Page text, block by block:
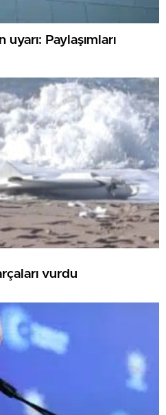
uyarı: Paylaşımları
vurdu